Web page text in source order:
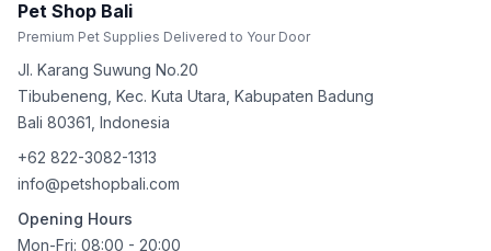
Pet Shop Bali
Premium Pet Supplies Delivered to Your Door
Jl. Karang Suwung No.20
Tibubeneng, Kec. Kuta Utara, Kabupaten Badung
Bali 80361 Indonesia
+62 822-3082-1313
info@petshopbali.com
Opening Hours
Mon-Fri: 08:00 - 20:00